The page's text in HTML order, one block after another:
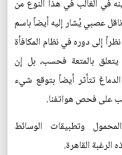
في الغالب في هذا النوع من
عصبي يُشار إليه أيضاً باسم
إلى دوره في نظام المكافأة
يتعلق بالمتعة فحسب، بل إن
تتأثر أيضاً بتوقع شيء
على فحص هواتفنا.
وتطبيقات الوسائط
الرغبة القاهرة.